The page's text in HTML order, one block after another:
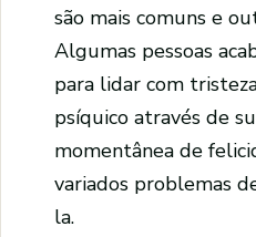
são mais comuns e
Algumas pessoas
para lidar com
psíquico através de
momentânea de
variados problemas
la.